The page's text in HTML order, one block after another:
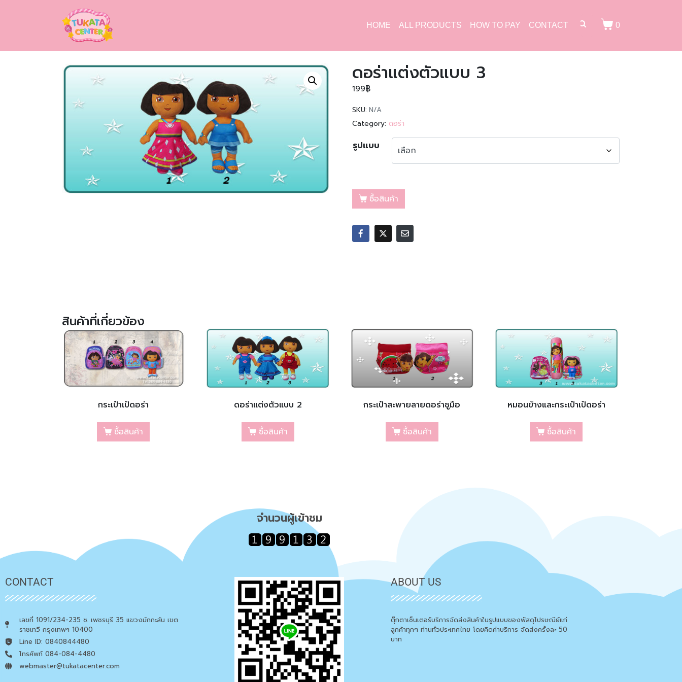
HOME ALL PRODUCTS HOW TO PAY CONTACT 0
ดอร่าแต่งตัวแบบ 3
199฿
SKU: N/A
Category: ดอร่า
รูปแบบ
ซื้อสินค้า
สินค้าที่เกี่ยวข้อง
กระเป๋าเป้ดอร่า
ซื้อสินค้า
ดอร่าแต่งตัวแบบ 2
ซื้อสินค้า
กระเป๋าสะพายลายดอร่าชูมือ
ซื้อสินค้า
หมอนข้างและกระเป๋าเป้ดอร่า
ซื้อสินค้า
จำนวนผู้เข้าชม
CONTACT
เลขที่ 1091/234-235 ซ. เพชรบุรี 35 แขวงมักกะสัน เขต
ราชเทวี กรุงเทพฯ 10400
Line ID: 0840844480
โทรศัพท์ 084-084-4480
webmaster@tukatacenter.com
ABOUT US
ตุ๊กตาเซ็นเตอร์บริการจัดส่งสินค้าในรูปแบบของพัสดุไปรษณีย์แก่
ลูกค้าทุกๆ ท่านทั่วประเทศไทย โดยคิดค่าบริการ จัดส่งครั้งละ 50
บาท